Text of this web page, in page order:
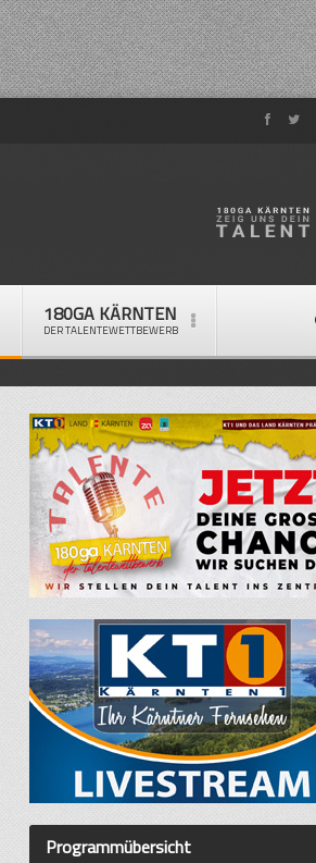
180GA KÄRNTEN
DER TALENTEWETTBEWERB
Programmübersicht